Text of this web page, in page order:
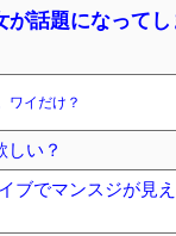
が話題になって
ワイだけ？
い？
ブでマンスジが見